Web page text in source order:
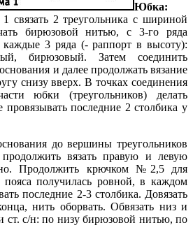
Юбка:
2 треугольника с шириной
бирюзовой нитью, с 3-го ряда
каждые 3 ряда (- раппорт в высоту):
бирюзовый. Затем соединить
и далее продолжать вязание
снизу вверх. В точках соединения
юбки (треугольников) делать
провязывать последние 2 столбика у
до вершины треугольников
вязать правую и левую
Продолжить крючком №2,5 для
получилась ровной, в каждом
последние 2-3 столбика. Довязать
нить оборвать. Обвязать низ и
ст. с/н: по низу бирюзовой нитью, по